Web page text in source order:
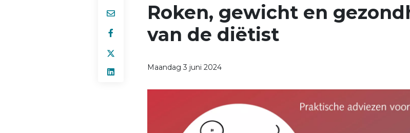
Roken, gewicht en
van de diëtist
Maandag 3 juni 2024